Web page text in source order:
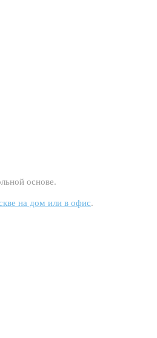
основе.
на дом или в офис.